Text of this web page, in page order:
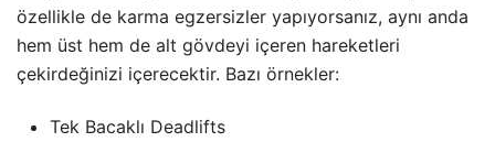
özellikle de karma egzersizler yapıyorsanız, aynı anda
hem üst hem de alt gövdeyi içeren hareketleri
çekirdeğinizi içerecektir. Bazı örnekler:
Tek Bacaklı Deadlifts